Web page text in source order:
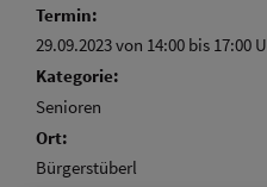
Termin:
29.09.2023 von 14:00 bis 17:00
Kategorie:
Senioren
Ort:
Bürgerstüberl